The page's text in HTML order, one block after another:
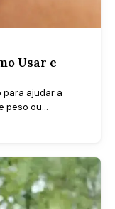
Usar e
para ajudar a
peso ou
usa e quais os